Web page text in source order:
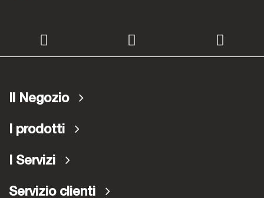
Il Negozio
I prodotti
I Servizi
Servizio clienti